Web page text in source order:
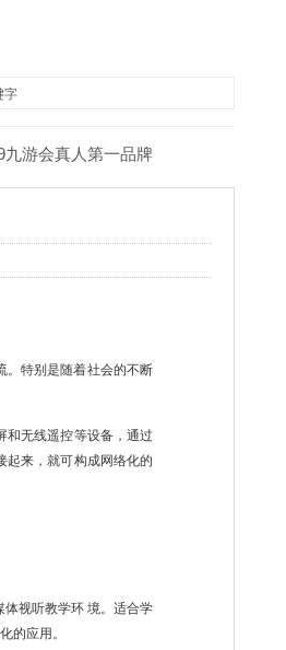
九游会真人第一品牌
。特别是随着社会的不断
和无线遥控等设备，通过
起来，就可构成网络化的
视听教学环 境。适合学
的应用。